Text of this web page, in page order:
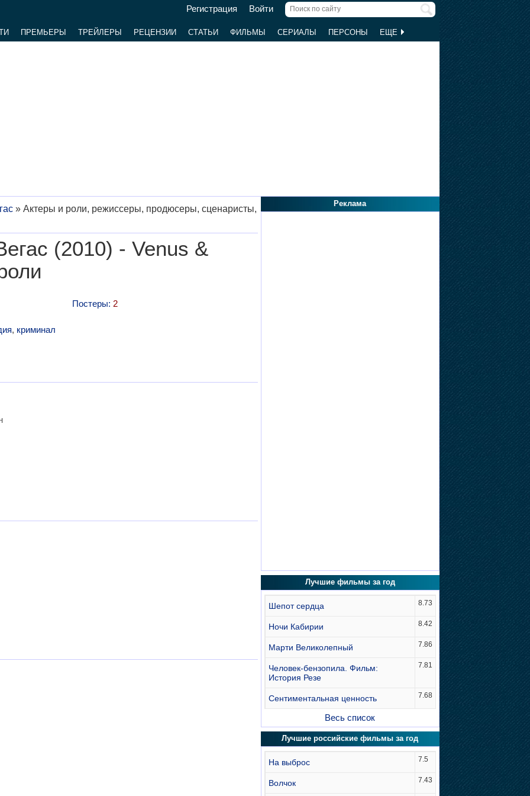
Регистрация Войти
ПРЕМЬЕРЫ ТРЕЙЛЕРЫ РЕЦЕНЗИИ СТАТЬИ ФИЛЬМЫ СЕРИАЛЫ ПЕРСОНЫ ЕЩЕ
» Актеры и роли, режиссеры, продюсеры, сценаристы,
(2010) - Venus &
, криминал
Постеры: 2
Реклама
Лучшие фильмы за год
Шепот сердца 8.73
Ночи Кабирии 8.42
Марти Великолепный 7.86
Человек-бензопила. Фильм:
История Резе
7.81
Сентиментальная ценность 7.68
Весь список
Лучшие российские фильмы за год
На выброс 7.5
Волчок 7.43